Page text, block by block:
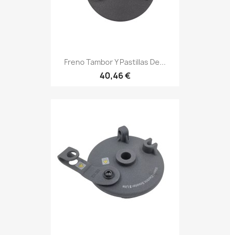
Freno Tambor Y Pastillas De...
40,46 €